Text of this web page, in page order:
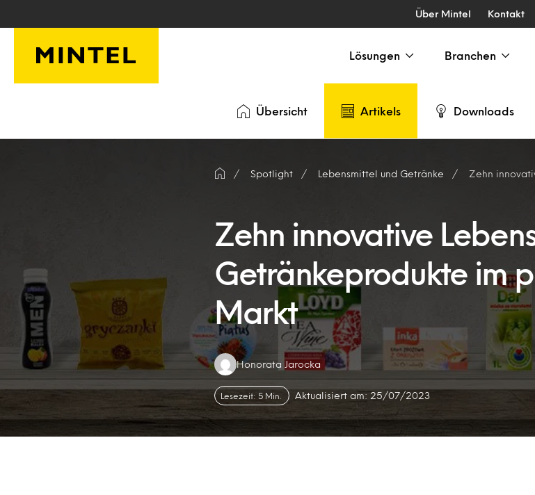
Über Mintel Kontakt
Lösungen Branchen
Übersicht Artikels Downloads
Spotlight Lebensmittel und Getränke Zehn innovative
Zehn innovative
Getränkeprodukte im
Markt
Authors:
Honorata Jarocka
Lesezeit: 5 Min. Aktualisiert am: 25/07/2023